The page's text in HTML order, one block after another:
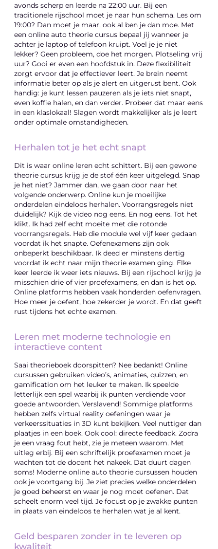
avonds scherp en leerde na 22:00 uur. Bij een
traditionele rijschool moet je naar hun schema. Les om
19:00? Dan moet je maar, ook al ben je dan moe. Met
een online auto theorie cursus bepaal jij wanneer je
achter je laptop of telefoon kruipt. Voel je je niet
lekker? Geen probleem, doe het morgen. Plotseling vrij
uur? Gooi er even een hoofdstuk in. Deze flexibiliteit
zorgt ervoor dat je effectiever leert. Je brein neemt
informatie beter op als je alert en uitgerust bent. Ook
handig: je kunt lessen pauzeren als je iets niet snapt,
even koffie halen, en dan verder. Probeer dat maar eens
in een klaslokaal! Slagen wordt makkelijker als je leert
onder optimale omstandigheden.
Herhalen tot je het echt snapt
Dit is waar online leren echt schittert. Bij een gewone
theorie cursus krijg je de stof één keer uitgelegd. Snap
je het niet? Jammer dan, we gaan door naar het
volgende onderwerp. Online kun je moeilijke
onderdelen eindeloos herhalen. Voorrangsregels niet
duidelijk? Kijk de video nog eens. En nog eens. Tot het
klikt. Ik had zelf echt moeite met die rotonde
voorrangsregels. Heb die module wel vijf keer gedaan
voordat ik het snapte. Oefenexamens zijn ook
onbeperkt beschikbaar. Ik deed er minstens dertig
voordat ik echt naar mijn theorie examen ging. Elke
keer leerde ik weer iets nieuws. Bij een rijschool krijg je
misschien drie of vier proefexamens, en dan is het op.
Online platforms hebben vaak honderden oefenvragen.
Hoe meer je oefent, hoe zekerder je wordt. En dat geeft
rust tijdens het echte examen.
Leren met moderne technologie en
interactieve content
Saai theorieboek doorspitten? Nee bedankt! Online
cursussen gebruiken video’s, animaties, quizzen, en
gamification om het leuker te maken. Ik speelde
letterlijk een spel waarbij ik punten verdiende voor
goede antwoorden. Verslavend! Sommige platforms
hebben zelfs virtual reality oefeningen waar je
verkeerssituaties in 3D kunt bekijken. Veel nuttiger dan
plaatjes in een boek. Ook cool: directe feedback. Zodra
je een vraag fout hebt, zie je meteen waarom. Met
uitleg erbij. Bij een schriftelijk proefexamen moet je
wachten tot de docent het nakeek. Dat duurt dagen
soms! Moderne online auto theorie cursussen houden
ook je voortgang bij. Je ziet precies welke onderdelen
je goed beheerst en waar je nog moet oefenen. Dat
scheelt enorm veel tijd. Je focust op je zwakke punten
in plaats van eindeloos te herhalen wat je al kent.
Geld besparen zonder in te leveren op
kwaliteit